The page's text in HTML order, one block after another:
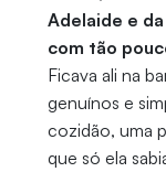
Adelaide e
com tão
Ficava ali na
genuínos e
cozidão, uma
que só ela